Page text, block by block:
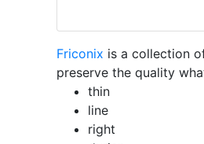
Friconix is a collection
preserve the quality
thin
line
right